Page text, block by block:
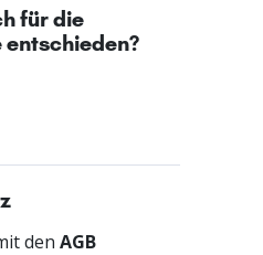
für die
den AGB